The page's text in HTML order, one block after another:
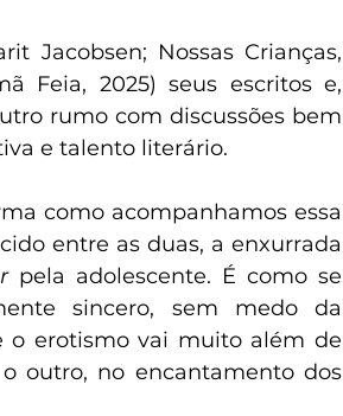
Jacobsen; Nossas Crianças,
Feia, 2025) seus escritos e,
rumo com discussões bem
e talento literário.
como acompanhamos essa
entre as duas, a enxurrada
pela adolescente. É como se
sincero, sem medo da
o erotismo vai muito além de
outro, no encantamento dos